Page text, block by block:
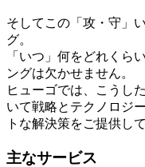
そしてこの「攻・守」
グ。
「いつ」何をどれくら
ングは欠かせません。
ヒューゴでは、こうし
いて戦略とテクノロジ
トな解決策をご提供し
主なサービス